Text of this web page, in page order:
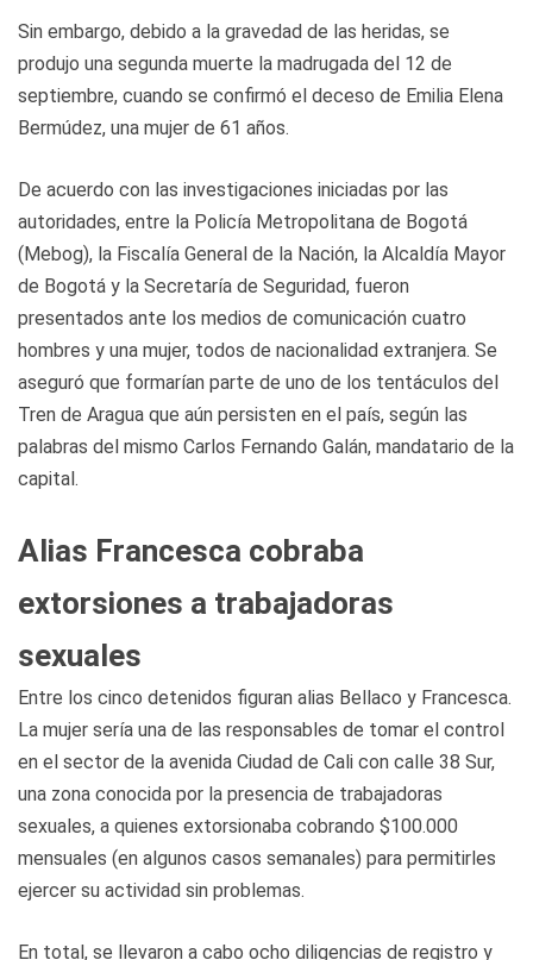
Sin embargo, debido a la gravedad de las heridas, se
produjo una segunda muerte la madrugada del 12 de
septiembre, cuando se confirmó el deceso de Emilia Elena
Bermúdez, una mujer de 61 años.
De acuerdo con las investigaciones iniciadas por las
autoridades, entre la Policía Metropolitana de Bogotá
(Mebog), la Fiscalía General de la Nación, la Alcaldía Mayor
de Bogotá y la Secretaría de Seguridad, fueron
presentados ante los medios de comunicación cuatro
hombres y una mujer, todos de nacionalidad extranjera. Se
aseguró que formarían parte de uno de los tentáculos del
Tren de Aragua que aún persisten en el país, según las
palabras del mismo Carlos Fernando Galán, mandatario de la
capital.
Alias Francesca cobraba
extorsiones a trabajadoras
sexuales
Entre los cinco detenidos figuran alias Bellaco y Francesca.
La mujer sería una de las responsables de tomar el control
en el sector de la avenida Ciudad de Cali con calle 38 Sur,
una zona conocida por la presencia de trabajadoras
sexuales, a quienes extorsionaba cobrando $100.000
mensuales (en algunos casos semanales) para permitirles
ejercer su actividad sin problemas.
En total, se llevaron a cabo ocho diligencias de registro y